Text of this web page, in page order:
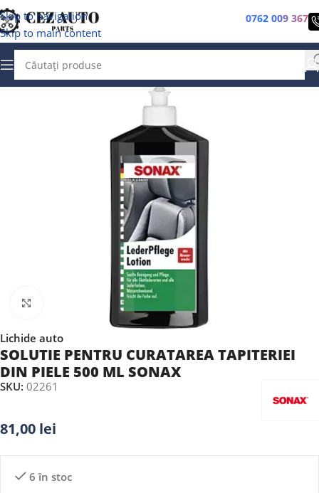
Skip to navigation
Skip to main content
0762 009 367
Faceți clic pentru a mări
Lichide auto
SOLUTIE PENTRU CURATAREA TAPITERIEI
DIN PIELE 500 ML SONAX
SKU: 02261
81,00 lei
6 în stoc